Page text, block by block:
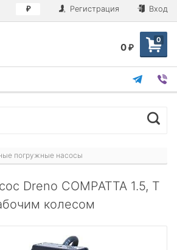
₽ Регистрация Вход
0
0 ₽
погружные насосы
Dreno COMPATTA 1.5, T
колесом